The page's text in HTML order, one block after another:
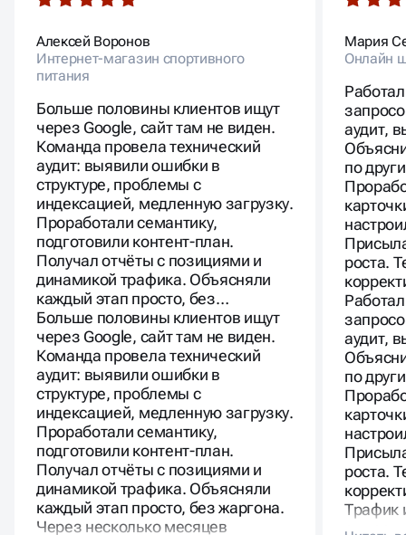
Алексей Воронов
Интернет-магазин спортивного
питания
Больше половины клиентов ищут
через Google, сайт там не виден.
Команда провела технический
аудит: выявили ошибки в
структуре, проблемы с
индексацией, медленную загрузку.
Проработали семантику,
подготовили контент-план.
Получал отчёты с позициями и
динамикой трафика. Объясняли
каждый этап просто, без…
Больше половины клиентов ищут
через Google, сайт там не виден.
Команда провела технический
аудит: выявили ошибки в
структуре, проблемы с
индексацией, медленную загрузку.
Проработали семантику,
подготовили контент-план.
Получал отчёты с позициями и
динамикой трафика. Объясняли
каждый этап просто, без жаргона.
Через несколько месяцев
Мария
Онлайн
аудит,
по
роста.
аудит,
по
роста.
Трафик